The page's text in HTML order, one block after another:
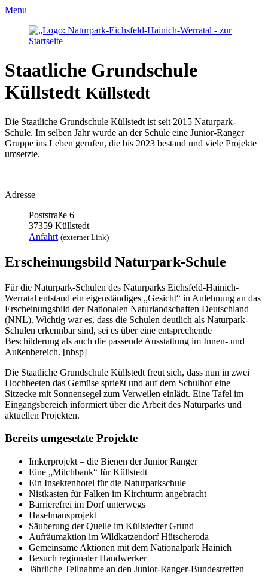
Menu
Staatliche Grundschule
Küllstedt Küllstedt
Die Staatliche Grundschule Küllstedt ist seit 2015 Naturpark-
Schule. Im selben Jahr wurde an der Schule eine Junior-Ranger
Gruppe ins Leben gerufen, die bis 2023 bestand und viele Projekte
umsetzte.
Adresse
Poststraße 6
37359 Küllstedt
Anfahrt (externer Link)
Erscheinungsbild Naturpark-Schule
Für die Naturpark-Schulen des Naturparks Eichsfeld-Hainich-
Werratal entstand ein eigenständiges „Gesicht“ in Anlehnung an das
Erscheinungsbild der Nationalen Naturlandschaften Deutschland
(NNL). Wichtig war es, dass die Schulen deutlich als Naturpark-
Schulen erkennbar sind, sei es über eine entsprechende
Beschilderung als auch die passende Ausstattung im Innen- und
Außenbereich. [nbsp]
Die Staatliche Grundschule Küllstedt freut sich, dass nun in zwei
Hochbeeten das Gemüse sprießt und auf dem Schulhof eine
Sitzecke mit Sonnensegel zum Verweilen einlädt. Eine Tafel im
Eingangsbereich informiert über die Arbeit des Naturparks und
aktuellen Projekten.
Bereits umgesetzte Projekte
Imkerprojekt – die Bienen der Junior Ranger
Eine „Milchbank“ für Küllstedt
Ein Insektenhotel für die Naturparkschule
Nistkasten für Falken im Kirchturm angebracht
Barrierefrei im Dorf unterwegs
Haselmausprojekt
Säuberung der Quelle im Küllstedter Grund
Aufräumaktion im Wildkatzendorf Hütscheroda
Gemeinsame Aktionen mit dem Nationalpark Hainich
Besuch regionaler Handwerker
Jährliche Teilnahme an den Junior-Ranger-Bundestreffen